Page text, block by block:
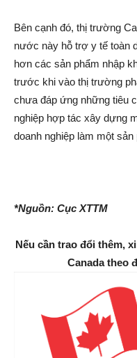
Bên cạnh đó, thị trường
nước này hỗ trợ y tế toàn
hơn các sản phẩm nhập
trước khi vào thị trường
chưa đáp ứng những tiêu
nghiệp hợp tác xây dựng
doanh nghiệp làm một
*Nguồn: Cục XTTM
Nếu cần trao đổi thêm,
Canada theo